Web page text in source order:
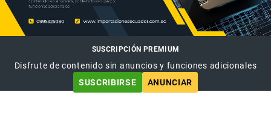
SUSCRIPCIÓN PREMIUM
Disfrute de contenido sin anuncios y funciones adicionales
SUSCRIBIRSE
ANUNCIAR